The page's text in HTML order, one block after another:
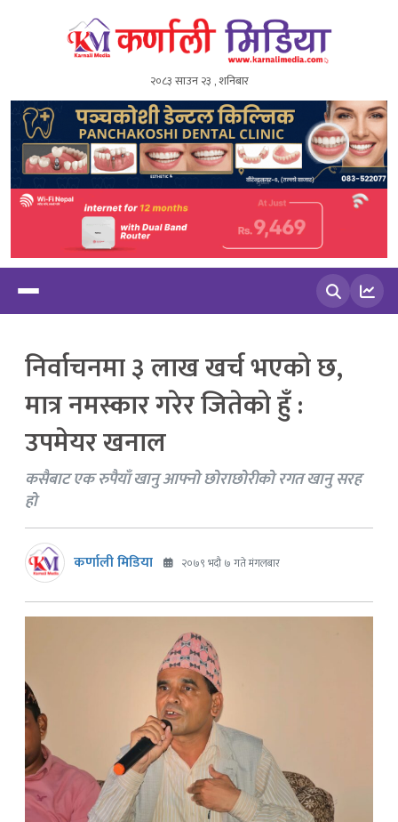
२०८३ साउन २३ , शनिबार
निर्वाचनमा ३ लाख खर्च भएको छ,
मात्र नमस्कार गरेर जितेको हुँ :
उपमेयर खनाल
कसैबाट एक रुपैयाँ खानु आफ्नो छोराछोरीको रगत खानु सरह
हो
कर्णाली मिडिया २०७९ भदौ ७ गते मंगलबार